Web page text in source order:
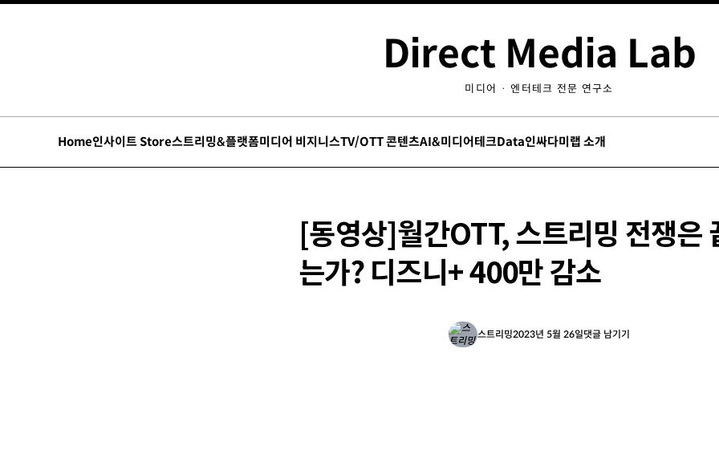
Direct Media Lab
미디어 · 엔터테크 전문 연구소
Home인사이트 Store스트리밍&플랫폼미디어 비지니스TV/OTT 콘텐츠AI&미디어테크Data인싸다미랩 소개
[동영상]월간OTT, 스트리밍 전쟁은
는가? 디즈니+ 400만 감소
스트리밍2023년 5월 26일댓글 남기기